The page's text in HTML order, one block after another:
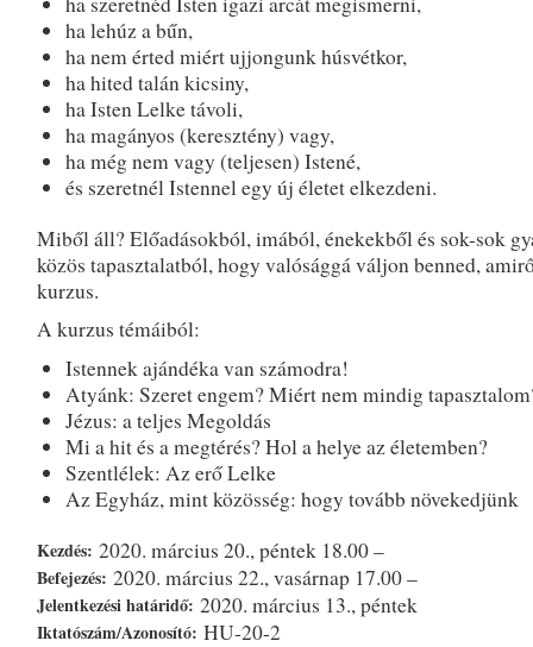
ha lehúz a bűn,
ha nem érted miért ujjongunk húsvétkor,
ha hited talán kicsiny,
ha Isten Lelke távoli,
ha magányos (keresztény) vagy,
ha még nem vagy (teljesen) Istené,
és szeretnél Istennel egy új életet elkezdeni.
Miből áll? Előadásokból, imából, énekekből és sok-sok
közös tapasztalatból, hogy valósággá váljon benned,
kurzus.
A kurzus témáiból:
Istennek ajándéka van számodra!
Atyánk: Szeret engem? Miért nem mindig
Jézus: a teljes Megoldás
Mi a hit és a megtérés? Hol a helye az életemben?
Szentlélek: Az erő Lelke
Az Egyház, mint közösség: hogy tovább növekedjünk
Kezdés: 2020. március 20., péntek 18.00 –
Befejezés: 2020. március 22., vasárnap 17.00 –
Jelentkezési határidő: 2020. március 13., péntek
Iktatószám/Azonosító: HU-20-2